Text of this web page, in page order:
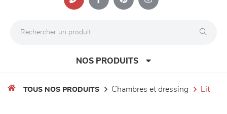
NOS PRODUITS
TOUS NOS PRODUITS chambres et dressing lit